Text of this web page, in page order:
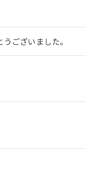
ございました。